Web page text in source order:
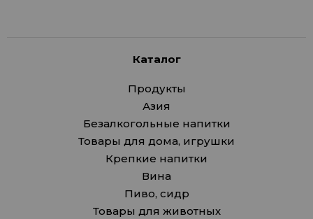
Каталог
Продукты
Азия
Безалкогольные напитки
Товары для дома, игрушки
Крепкие напитки
Вина
Пиво, сидр
Товары для животных